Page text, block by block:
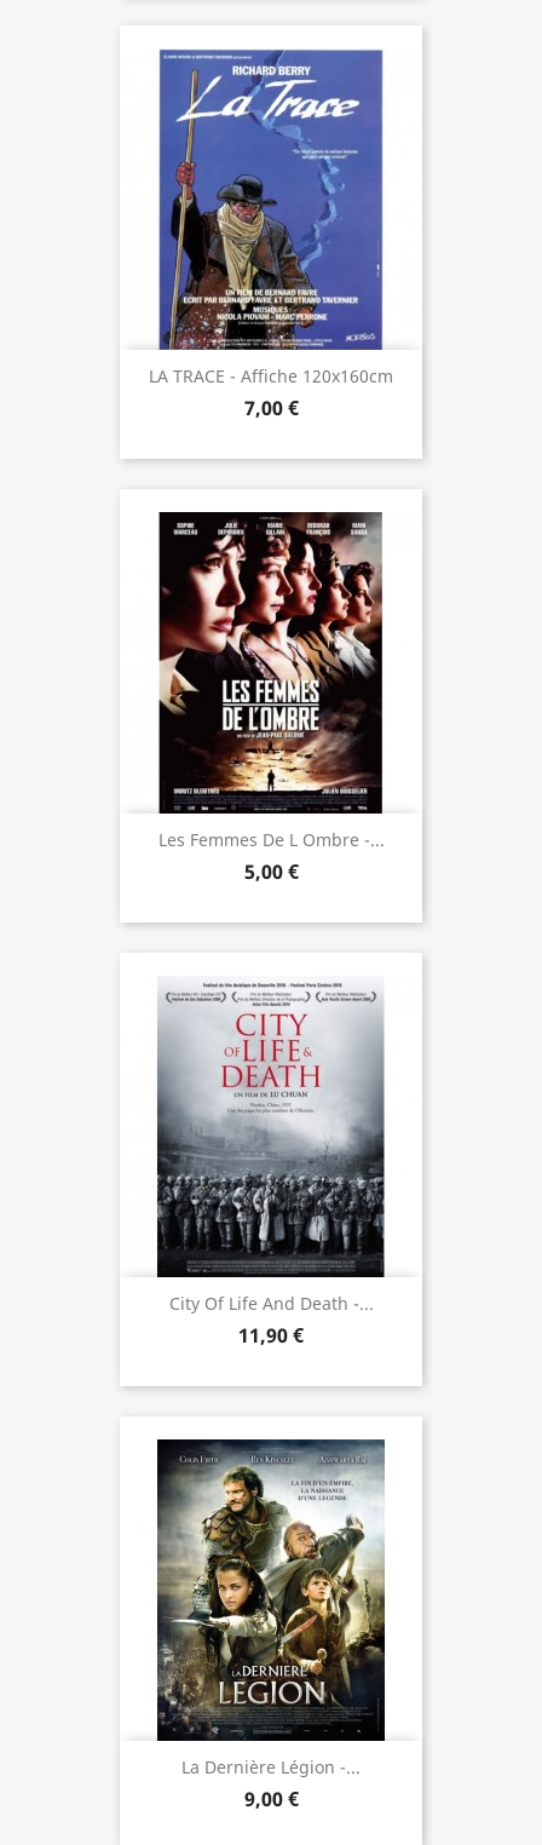
LA TRACE - Affiche 120x160cm
7,00 €
Les Femmes De L Ombre -...
5,00 €
City Of Life And Death -...
11,90 €
La Dernière Légion -...
9,00 €